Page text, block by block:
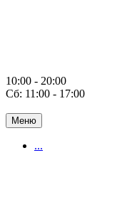
10:00 - 20:00
Сб: 11:00 - 17:00
Меню
...